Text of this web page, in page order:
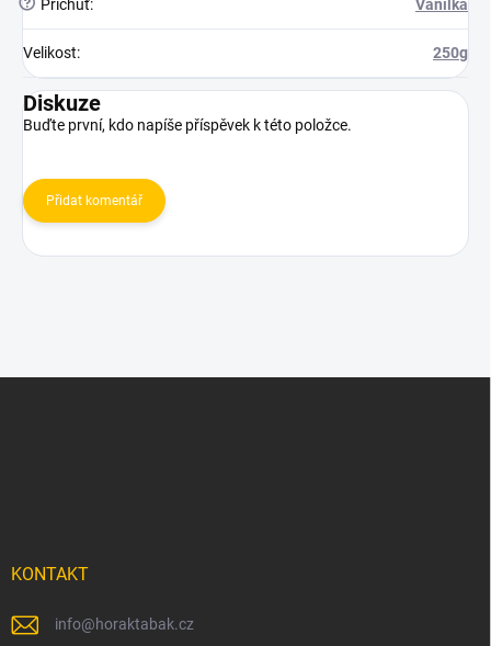
? Příchuť: Vanilka
Velikost: 250g
Diskuze
Buďte první, kdo napíše příspěvek k této položce.
Přidat komentář
KONTAKT
info@horaktabak.cz